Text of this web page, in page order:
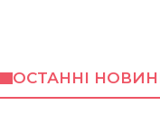
ОСТАННІ